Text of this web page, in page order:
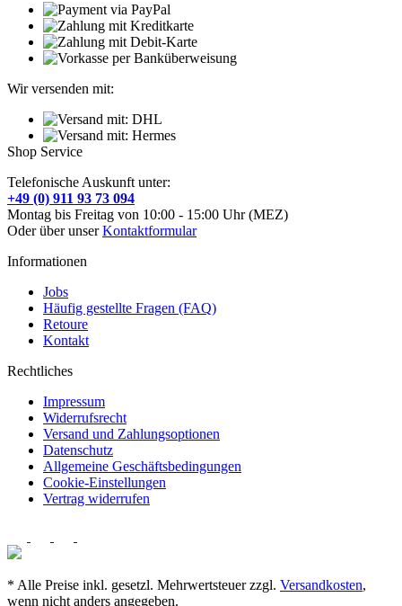
Wir versenden mit:
Shop Service
Telefonische Auskunft unter:
+49 (0) 911 93 73 094
Montag bis Freitag von 10:00 - 15:00 Uhr (MEZ)
Oder über unserKontaktformular
Informationen
Jobs
Häufig gestellte Fragen (FAQ)
Retoure
Kontakt
Rechtliches
Impressum
Widerrufsrecht
Versand und Zahlungsoptionen
Datenschutz
Allgemeine Geschäftsbedingungen
Cookie-Einstellungen
Vertrag widerrufen
* Alle Preise inkl. gesetzl. Mehrwertsteuer zzgl. Versandkosten,
wenn nicht anders angegeben.